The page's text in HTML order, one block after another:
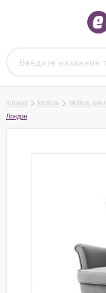
Каталог Мебель Мебель для
Лондон